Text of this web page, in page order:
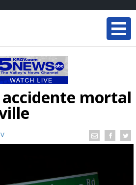
mortal